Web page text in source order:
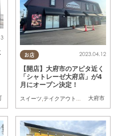
お店
大府市
2023.04.12
【開店】大府市のアピタ近く
「シャトレーゼ大府店」が4
月にオープン決定！
スイーツ,テイクアウト ,開店